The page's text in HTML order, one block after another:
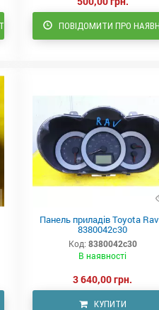
ПОВІДОМИТИ ПРО
Панель приладів Toyota
8380042c30
Код: 8380042c30
В наявності
3 640,00 грн.
КУПИТИ